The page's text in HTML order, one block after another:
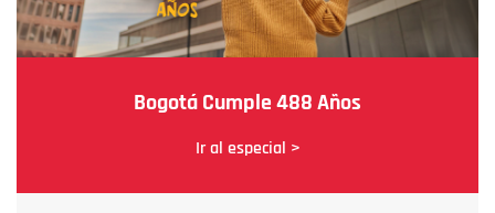
Bogotá Cumple 488 Años
Ir al especial >